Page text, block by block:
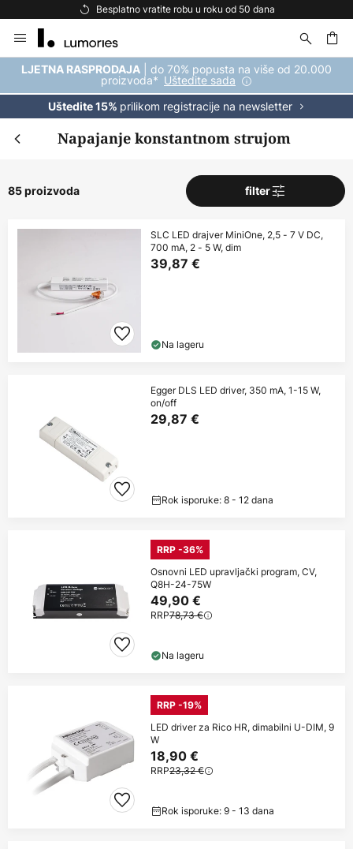
Besplatna dostava za kupnju iznad 69 €
to
Content
LJETNA RASPRODAJA | do 70% popusta na više od 20.000
proizvoda* Uštedite sada
Uštedite 15% prilikom registracije na newsletter
Napajanje konstantnom strujom
85 proizvoda filter
SLC LED drajver MiniOne, 2,5 - 7 V DC,
700 mA, 2 - 5 W, dim
39,87 €
Na lageru
Egger DLS LED driver, 350 mA, 1-15 W,
on/off
29,87 €
Rok isporuke: 8 - 12 dana
RRP -36%
Osnovni LED upravljački program, CV,
Q8H-24-75W
49,90 €
RRP78,73 €
Na lageru
RRP -19%
LED driver za Rico HR, dimabilni U-DIM, 9
W
18,90 €
RRP23,32 €
Rok isporuke: 9 - 13 dana